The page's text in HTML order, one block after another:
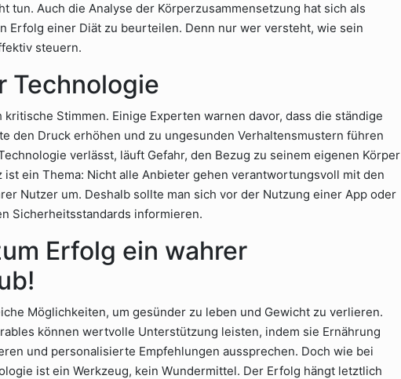
tun. Auch die Analyse der Körperzusammensetzung hat sich als
Erfolg einer Diät zu beurteilen. Denn nur wer versteht, wie sein
steuern.
Technologie
Stimmen. Einige Experten warnen davor, dass die ständige
den Druck erhöhen und zu ungesunden Verhaltensmustern führen
verlässt, läuft Gefahr, den Bezug zu seinem eigenen Körper
ist ein Thema: Nicht alle Anbieter gehen verantwortungsvoll mit den
Nutzer um. Deshalb sollte man sich vor der Nutzung einer App oder
Sicherheitsstandards informieren.
Erfolg ein wahrer
Möglichkeiten, um gesünder zu leben und Gewicht zu verlieren.
können wertvolle Unterstützung leisten, indem sie Ernährung
und personalisierte Empfehlungen aussprechen. Doch wie bei
ist ein Werkzeug, kein Wundermittel. Der Erfolg hängt letztlich